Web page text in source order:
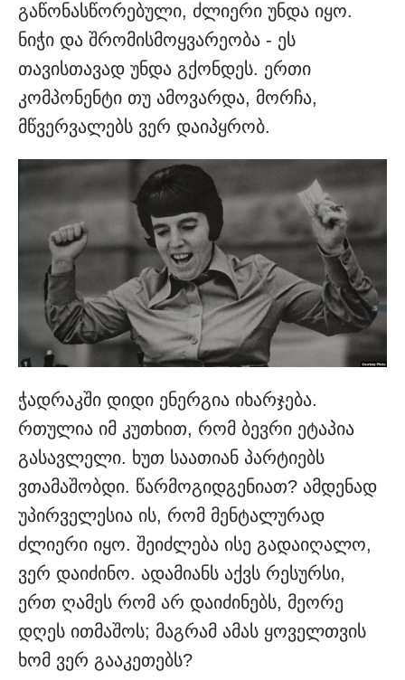
გაწონასწორებული, ძლიერი უნდა იყო.
ნიჭი და შრომისმოყვარეობა - ეს
თავისთავად უნდა გქონდეს. ერთი
კომპონენტი თუ ამოვარდა, მორჩა,
მწვერვალებს ვერ დაიპყრობ.
ჭადრაკში დიდი ენერგია იხარჯება.
რთულია იმ კუთხით, რომ ბევრი ეტაპია
გასავლელი. ხუთ საათიან პარტიებს
ვთამაშობდი. წარმოგიდგენიათ? ამდენად
უპირველესია ის, რომ მენტალურად
ძლიერი იყო. შეიძლება ისე გადაიღალო,
ვერ დაიძინო. ადამიანს აქვს რესურსი,
ერთ ღამეს რომ არ დაიძინებს, მეორე
დღეს ითმაშოს; მაგრამ ამას ყოველთვის
ხომ ვერ გააკეთებს?